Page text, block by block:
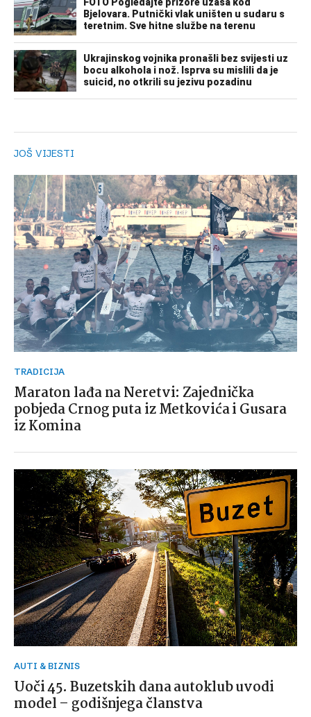
JOŠ VIJESTI
TRADICIJA
Maraton lađa na Neretvi: Zajednička
pobjeda Crnog puta iz Metkovića i Gusara
iz Komina
AUTI & BIZNIS
Uoči 45. Buzetskih dana autoklub uvodi
model – godišnjega članstva